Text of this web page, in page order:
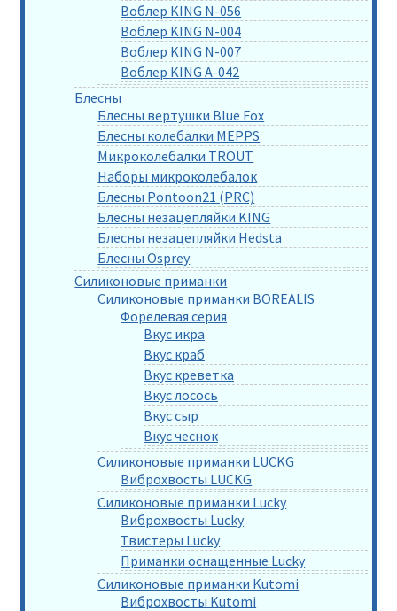
Воблер KING N-056
Воблер KING N-004
Воблер KING N-007
Воблер KING A-042
Блесны
Блесны вертушки Blue Fox
Блесны колебалки MEPPS
Микроколебалки TROUT
Наборы микроколебалок
Блесны Pontoon21 (PRC)
Блесны незацепляйки KING
Блесны незацепляйки Hedsta
Блесны Osprey
Силиконовые приманки
Силиконовые приманки BOREALIS
Форелевая серия
Вкус икра
Вкус краб
Вкус креветка
Вкус лосось
Вкус сыр
Вкус чеснок
Силиконовые приманки LUCKG
Виброхвосты LUCKG
Силиконовые приманки Lucky
Виброхвосты Lucky
Твистеры Lucky
Приманки оснащенные Lucky
Силиконовые приманки Kutomi
Виброхвосты Kutomi